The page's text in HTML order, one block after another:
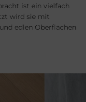
ist ein vielfach
wird sie mit
edlen Oberflächen